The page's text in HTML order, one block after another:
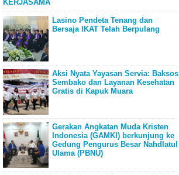
KERJASAMA
Lasino Pendeta Tenang dan
Bersaja IKAT Telah Berpulang
Aksi Nyata Yayasan Servia: Baksos
Sembako dan Layanan Kesehatan
Gratis di Kapuk Muara
Gerakan Angkatan Muda Kristen
Indonesia (GAMKI) berkunjung ke
Gedung Pengurus Besar Nahdlatul
Ulama (PBNU)